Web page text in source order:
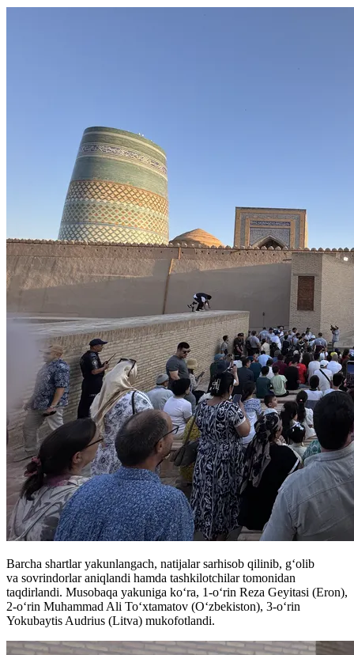
Barcha shartlar yakunlangach, natijalar sarhisob qilinib, g‘olib
va sovrindorlar aniqlandi hamda tashkilotchilar tomonidan
taqdirlandi. Musobaqa yakuniga ko‘ra, 1-o‘rin Reza Geyitasi (Eron),
2-o‘rin Muhammad Ali To‘xtamatov (O‘zbekiston), 3-o‘rin
Yokubaytis Audrius (Litva) mukofotlandi.